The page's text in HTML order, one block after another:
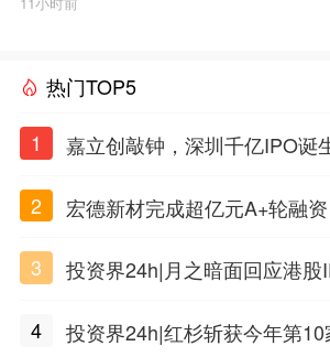
热门TOP5
1 嘉立创敲钟，深圳千亿IPO诞
2
宏德新材完成超亿元A+轮融
3
投资界24h|月之暗面回应港股
4
投资界24h|红杉斩获今年第